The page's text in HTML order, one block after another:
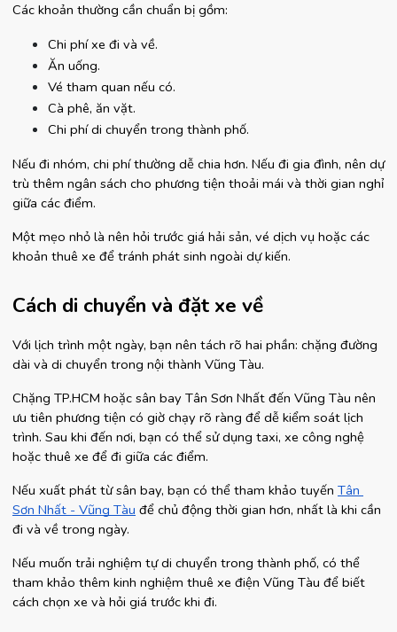
Các khoản thường cần chuẩn bị gồm:
Chi phí xe đi và về.
Ăn uống.
Vé tham quan nếu có.
Cà phê, ăn vặt.
Chi phí di chuyển trong thành phố.
Nếu đi nhóm, chi phí thường dễ chia hơn. Nếu đi gia đình, nên dự
trù thêm ngân sách cho phương tiện thoải mái và thời gian nghỉ
giữa các điểm.
Một mẹo nhỏ là nên hỏi trước giá hải sản, vé dịch vụ hoặc các
khoản thuê xe để tránh phát sinh ngoài dự kiến.
Cách di chuyển và đặt xe về
Với lịch trình một ngày, bạn nên tách rõ hai phần: chặng đường
dài và di chuyển trong nội thành Vũng Tàu.
Chặng TP.HCM hoặc sân bay Tân Sơn Nhất đến Vũng Tàu nên
ưu tiên phương tiện có giờ chạy rõ ràng để dễ kiểm soát lịch
trình. Sau khi đến nơi, bạn có thể sử dụng taxi, xe công nghệ
hoặc thuê xe để đi giữa các điểm.
Nếu xuất phát từ sân bay, bạn có thể tham khảo tuyến Tân
Sơn Nhất - Vũng Tàu để chủ động thời gian hơn, nhất là khi cần
đi và về trong ngày.
Nếu muốn trải nghiệm tự di chuyển trong thành phố, có thể
tham khảo thêm kinh nghiệm thuê xe điện Vũng Tàu để biết
cách chọn xe và hỏi giá trước khi đi.